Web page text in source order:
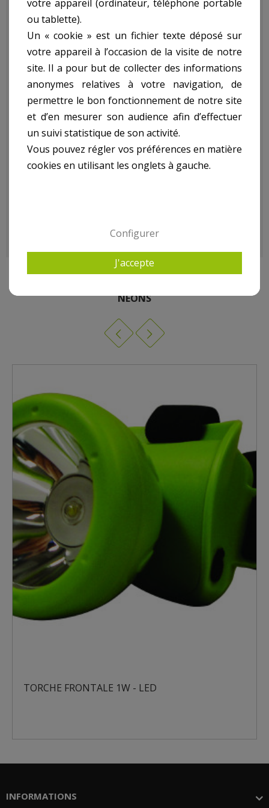
Torche 10W - Led ref.
BK01:
- Puissance : 10W
- Fonction D'Urgence
- Durée De Fonctionnement : 4H / 12H / 140H
- Chargeur Inclus
- Chargeur Auto Inclus
NÉONS
TORCHE 6 LED
INFORMATIONS
votre appareil (ordinateur, téléphone portable
ou tablette).
Un « cookie » est un fichier texte déposé sur
votre appareil à l’occasion de la visite de notre
site. Il a pour but de collecter des informations
anonymes relatives à votre navigation, de
permettre le bon fonctionnement de notre site
et d’en mesurer son audience afin d’effectuer
un suivi statistique de son activité.
Vous pouvez régler vos préférences en matière
cookies en utilisant les onglets à gauche.
Configurer
J'accepte